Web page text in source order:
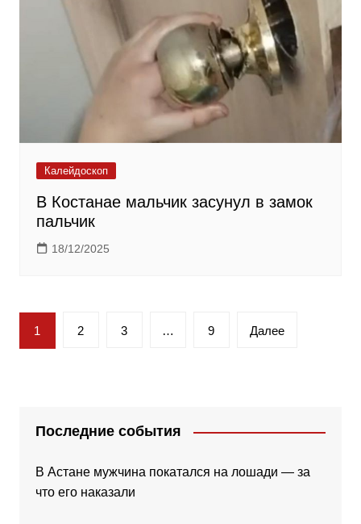
Калейдоскоп
В Костанае мальчик засунул в замок
пальчик
18/12/2025
Пагинация
записей
1 2 3 … 9 Далее
Последние события
В Астане мужчина покатался на лошади — за
что его наказали